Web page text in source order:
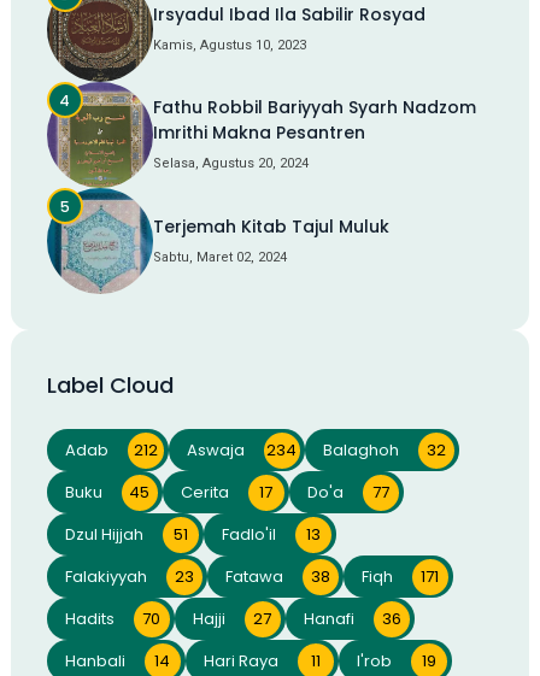
Irsyadul Ibad Ila Sabilir Rosyad
Kamis, Agustus 10, 2023
Fathu Robbil Bariyyah Syarh Nadzom
Imrithi Makna Pesantren
Selasa, Agustus 20, 2024
Terjemah Kitab Tajul Muluk
Sabtu, Maret 02, 2024
Label Cloud
Adab 212 Aswaja 234 Balaghoh
32
Buku
45 Cerita 17 Do'a
77
Dzul Hijjah
51 Fadlo'il
13
Falakiyyah
23 Fatawa 38 Fiqh
171
Hadits
70 Hajji 27 Hanafi
36
Hanbali
14 Hari Raya 11 I'rob
19